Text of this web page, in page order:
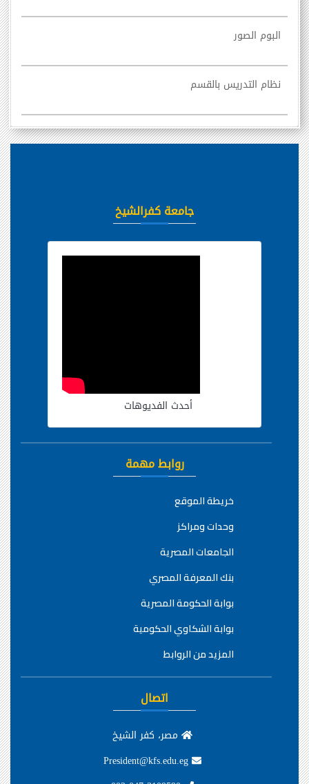
البوم الصور
نظام التدريس بالقسم
جامعة كفرالشيخ
أحدث الفديوهات
روابط مهمة
خريطة الموقع
وحدات ومراكز
الجامعات المصرية
بنك المعرفة المصري
بوابة الحكومة المصرية
بوابة الشكاوي الحكومية
المزيد من الروابط
اتصال
مصر، كفر الشيخ